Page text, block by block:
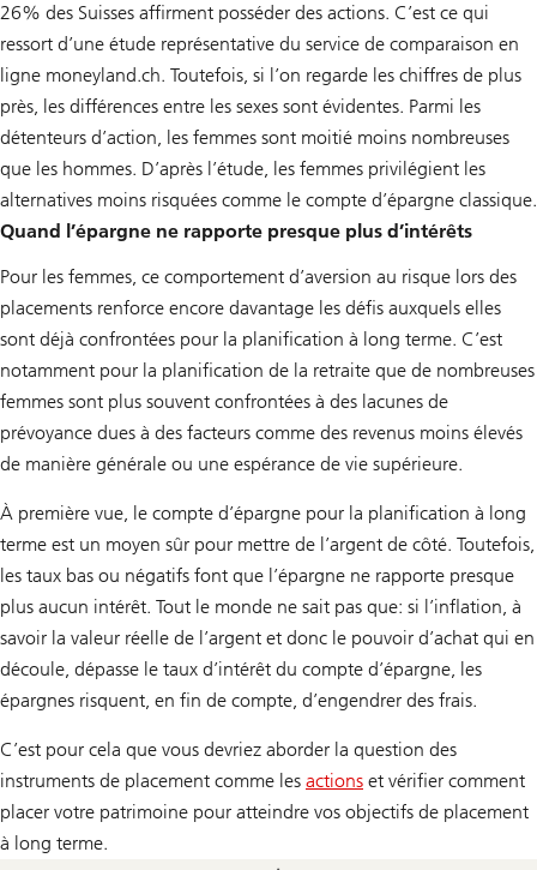
26% des Suisses affirment posséder des actions. C’est ce qui
ressort d’une étude représentative du service de comparaison en
ligne moneyland.ch. Toutefois, si l’on regarde les chiffres de plus
près, les différences entre les sexes sont évidentes. Parmi les
détenteurs d’action, les femmes sont moitié moins nombreuses
que les hommes. D’après l’étude, les femmes privilégient les
alternatives moins risquées comme le compte d’épargne classique.
Quand l’épargne ne rapporte presque plus d’intérêts
Pour les femmes, ce comportement d’aversion au risque lors des
placements renforce encore davantage les défis auxquels elles
sont déjà confrontées pour la planification à long terme. C’est
notamment pour la planification de la retraite que de nombreuses
femmes sont plus souvent confrontées à des lacunes de
prévoyance dues à des facteurs comme des revenus moins élevés
de manière générale ou une espérance de vie supérieure.
À première vue, le compte d’épargne pour la planification à long
terme est un moyen sûr pour mettre de l’argent de côté. Toutefois,
les taux bas ou négatifs font que l’épargne ne rapporte presque
plus aucun intérêt. Tout le monde ne sait pas que: si l’inflation, à
savoir la valeur réelle de l’argent et donc le pouvoir d’achat qui en
découle, dépasse le taux d’intérêt du compte d’épargne, les
épargnes risquent, en fin de compte, d’engendrer des frais.
C’est pour cela que vous devriez aborder la question des
instruments de placement comme les actions et vérifier comment
placer votre patrimoine pour atteindre vos objectifs de placement
à long terme.